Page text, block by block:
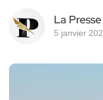
La Presse
5 janvier